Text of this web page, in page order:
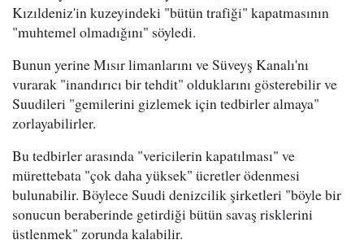
Kızıldeniz'in kuzeyindeki "bütün trafiği" kapatmasının
"muhtemel olmadığını" söyledi.
Bunun yerine Mısır limanlarını ve Süveyş Kanalı'nı
vurarak "inandırıcı bir tehdit" olduklarını gösterebilir ve
Suudileri "gemilerini gizlemek için tedbirler almaya"
zorlayabilirler.
Bu tedbirler arasında "vericilerin kapatılması" ve
mürettebata "çok daha yüksek" ücretler ödenmesi
bulunabilir. Böylece Suudi denizcilik şirketleri "böyle bir
sonucun beraberinde getirdiği bütün savaş risklerini
üstlenmek" zorunda kalabilir.